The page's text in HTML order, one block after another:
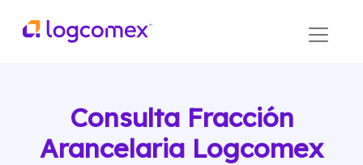
Consulta Fracción
Arancelaria Logcomex